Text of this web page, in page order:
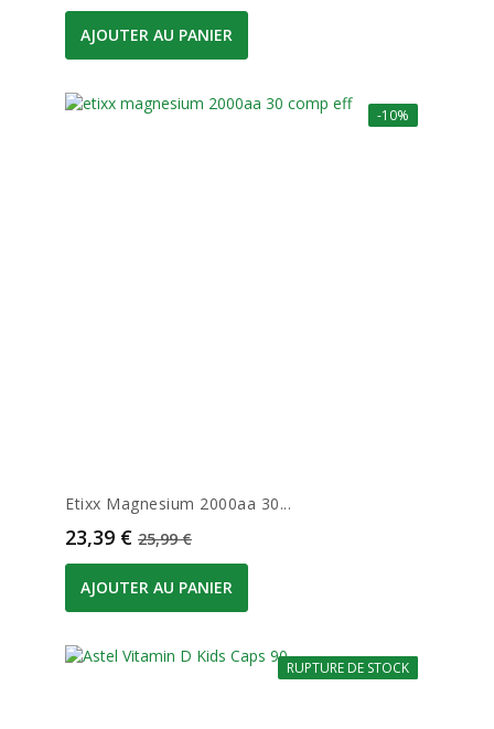
AJOUTER AU PANIER
-10%
Etixx Magnesium 2000aa 30...
Prix
23,39 € Prix de base
25,99 €
AJOUTER AU PANIER
-10%
RUPTURE DE STOCK